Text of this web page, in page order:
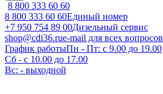
8 800 333 60 60
8 800 333 60 60Единый номер
+7 950 754 89 00Дизельный сервис
shop@cdi36.rue-mail для всех вопросов
График работыПн - Пт: с 9.00 до 19.00
Сб - с 10.00 до 17.00
Вс: - выходной